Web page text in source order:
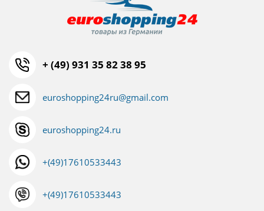
+ (49) 931 35 82 38 95
euroshopping24ru@gmail.com
euroshopping24.ru
+(49)17610533443
+(49)17610533443